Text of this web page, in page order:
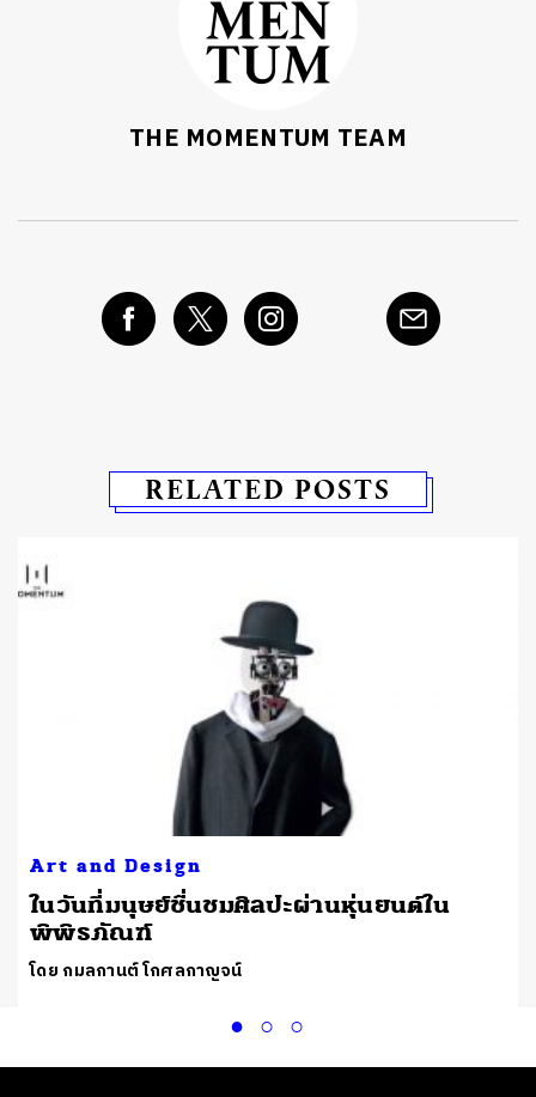
THE MOMENTUM TEAM
RELATED POSTS
Art and Design
ในวันที่มนุษย์ชื่นชมศิลปะผ่านหุ่นยนต์ใน
พิพิธภัณฑ์
โดย กมลกานต์ โกศลกาญจน์
SHARE TWEET LINE EMAIL